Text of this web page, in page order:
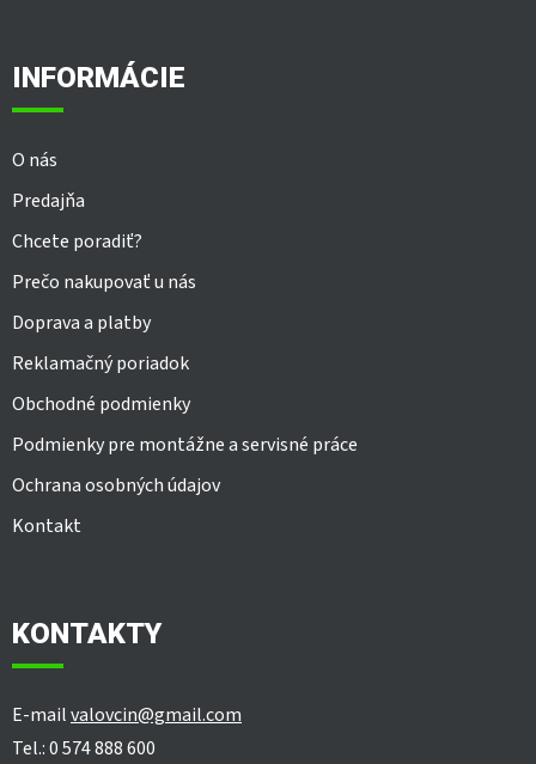
INFORMÁCIE
O nás
Predajňa
Chcete poradiť?
Prečo nakupovať u nás
Doprava a platby
Reklamačný poriadok
Obchodné podmienky
Podmienky pre montážne a servisné práce
Ochrana osobných údajov
Kontakt
KONTAKTY
E-mailvalovcin@gmail.com
Tel.: 0 574 888 600